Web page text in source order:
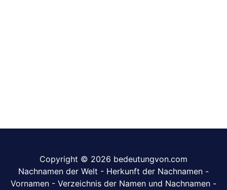
Copyright © 2026 bedeutungvon.com
Nachnamen der Welt - Herkunft der Nachnamen -
Vornamen - Verzeichnis der Namen und Nachnamen -